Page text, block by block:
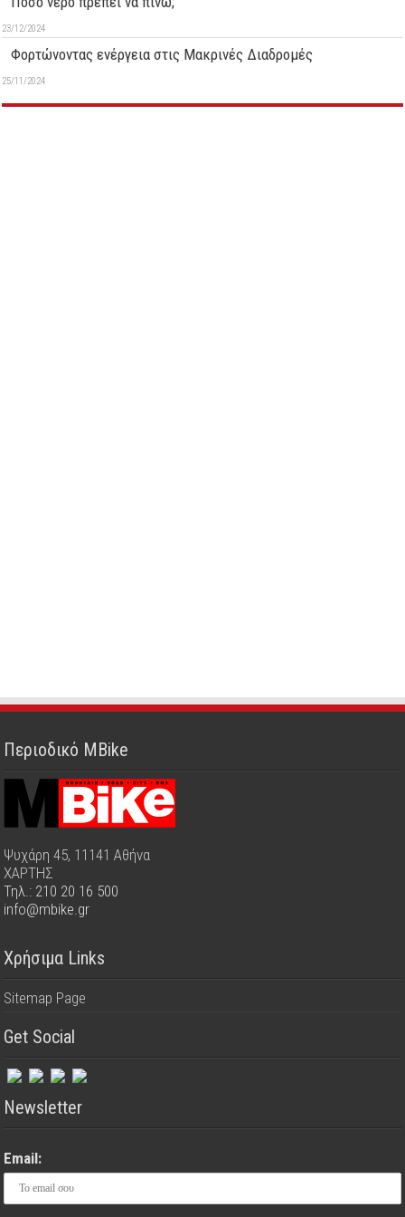
23/12/2024
Φορτώνοντας ενέργεια στις Μακρινές Διαδρομές
25/11/2024
Περιοδικό MBike
Ψυχάρη 45, 11141 Αθήνα
ΧΑΡΤΗΣ
Τηλ.: 210 20 16 500
info@mbike.gr
Χρήσιμα Links
Sitemap Page
Get Social
Newsletter
Email: